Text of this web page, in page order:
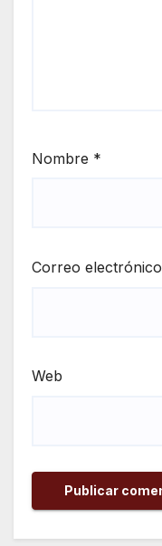
Nombre *
Correo electrónico
Web